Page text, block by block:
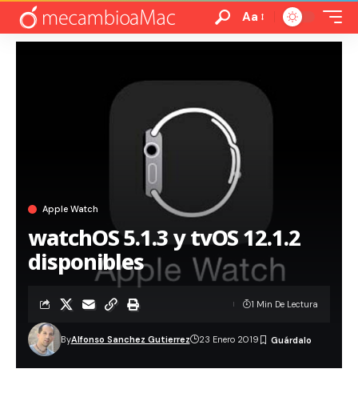
Aa
Apple Watch
watchOS 5.1.3 y tvOS 12.1.2
disponibles
ByAlfonso Sanchez Gutierrez 23 Enero 2019
1 Min De Lectura